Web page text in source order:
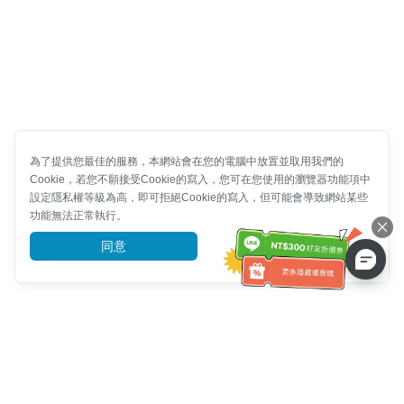
為了提供您最佳的服務，本網站會在您的電腦中放置並取用我們的
Cookie，若您不願接受Cookie的寫入，您可在您使用的瀏覽器功能項中
設定隱私權等級為高，即可拒絕Cookie的寫入，但可能會導致網站某些
功能無法正常執行。
同意 前往了解